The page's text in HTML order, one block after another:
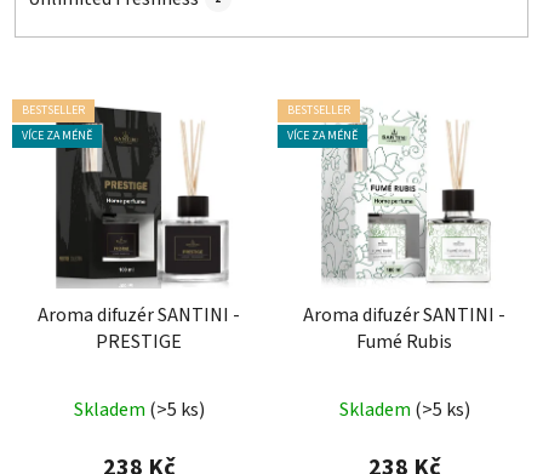
V
ý
BESTSELLER
VÍCE ZA MÉNĚ
Aroma difuzér SANTINI -
PRESTIGE
hodnocení
produktu
Skladem (>5 ks)
BESTSELLER
VÍCE ZA MÉNĚ
Aroma difuzér SANTINI -
Fumé Rubis
hodnocení
produktu
Skladem (>5 ks)